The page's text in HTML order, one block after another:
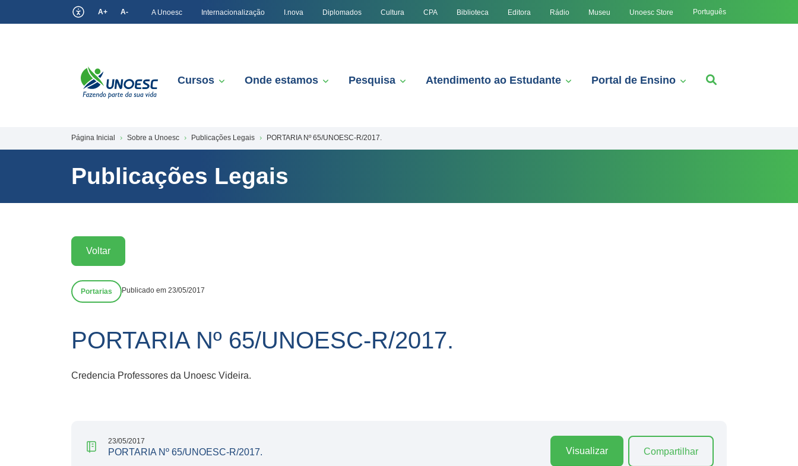
A+ A- A Unoesc Internacionalização I.nova Diplomados Cultura CPA Biblioteca Editora Rádio Museu Unoesc Store Português
Cursos Onde estamos Pesquisa Atendimento ao Estudante Portal de Ensino
Página Inicial Sobre a Unoesc Publicações Legais PORTARIA Nº 65/UNOESC-R/2017.
Publicações Legais
Voltar
Portarias Publicado em 23/05/2017
PORTARIA Nº 65/UNOESC-R/2017.
Credencia Professores da Unoesc Videira.
23/05/2017
PORTARIA Nº 65/UNOESC-R/2017. Visualizar Compartilhar